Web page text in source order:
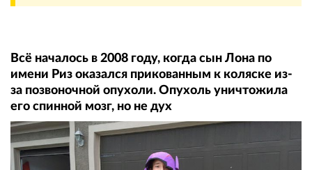
Всё началось в 2008 году, когда сын Лона по
имени Риз оказался прикованным к коляске из-
за позвоночной опухоли. Опухоль уничтожила
его спинной мозг, но не дух